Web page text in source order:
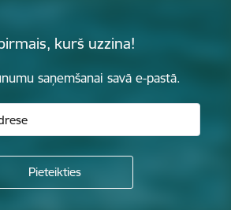
kurš uzzina!
saņemšanai savā e-pastā.